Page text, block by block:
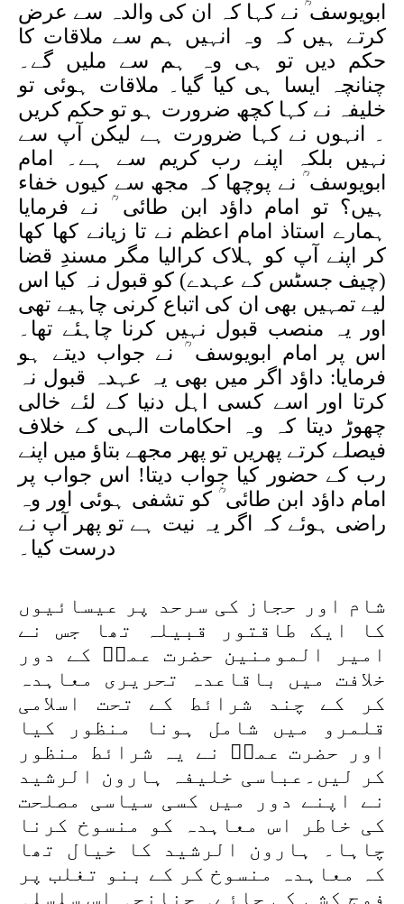
ابویوسف ؒ نے کہا کہ ان کی والدہ سے عرض
کرتے ہیں کہ وہ انہیں ہم سے ملاقات کا
حکم دیں تو ہی وہ ہم سے ملیں گے۔
چنانچہ ایسا ہی کیا گیا۔ ملاقات ہوئی تو
خلیفہ نے کہا کچھ ضرورت ہو تو حکم کریں
۔ انہوں نے کہا ضرورت ہے لیکن آپ سے
نہیں بلکہ اپنے رب کریم سے ہے۔ امام
ابویوسف ؒ نے پوچھا کہ مجھ سے کیوں خفاء
ہیں؟ تو امام داؤد ابن طائی ؒ نے فرمایا
ہمارے استاذ امام اعظم نے تا زیانے کھا کھا
کر اپنے آپ کو ہلاک کرالیا مگر مسندِ قضا
(چیف جسٹس کے عہدے) کو قبول نہ کیا اس
لیے تمہیں بھی ان کی اتباع کرنی چاہیے تھی
اور یہ منصب قبول نہیں کرنا چاہئے تھا۔
اس پر امام ابویوسف ؒ نے جواب دیتے ہو
فرمایا: داؤد اگر میں بھی یہ عہدہ قبول نہ
کرتا اور اسے کسی اہل دنیا کے لئے خالی
چھوڑ دیتا کہ وہ احکامات الہی کے خلاف
فیصلے کرتے پھریں تو پھر مجھے بتاؤ میں اپنے
رب کے حضور کیا جواب دیتا! اس جواب پر
امام داؤد ابن طائی ؒ کو تشفی ہوئی اور وہ
راضی ہوئے کہ اگر یہ نیت ہے تو پھر آپ نے
درست کیا۔
شام اور حجاز کی سرحد پر عیسائیوں
کا ایک طاقتور قبیلہ تھا جس نے
امیر المومنین حضرت عمرؓ کے دور
خلافت میں باقاعدہ تحریری معاہدہ
کر کے چند شرائط کے تحت اسلامی
قلمرو میں شامل ہونا منظور کیا
اور حضرت عمرؓ نے یہ شرائط منظور
کر لیں۔عباسی خلیفہ ہارون الرشید
نے اپنے دور میں کسی سیاسی مصلحت
کی خاطر اس معاہدہ کو منسوخ کرنا
چاہا۔ ہارون الرشید کا خیال تھا
کہ معاہدہ منسوخ کر کے بنو تغلب پر
فوج کشی کی جائے۔ چنانچہ اس سلسلہ